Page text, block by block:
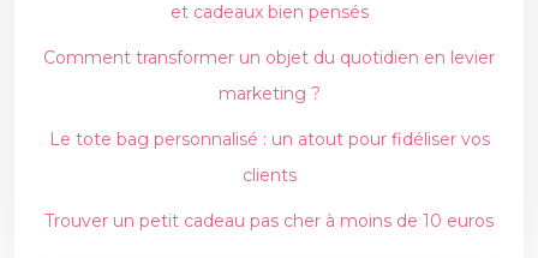
et cadeaux bien pensés
Comment transformer un objet du quotidien en levier
marketing ?
Le tote bag personnalisé : un atout pour fidéliser vos
clients
Trouver un petit cadeau pas cher à moins de 10 euros